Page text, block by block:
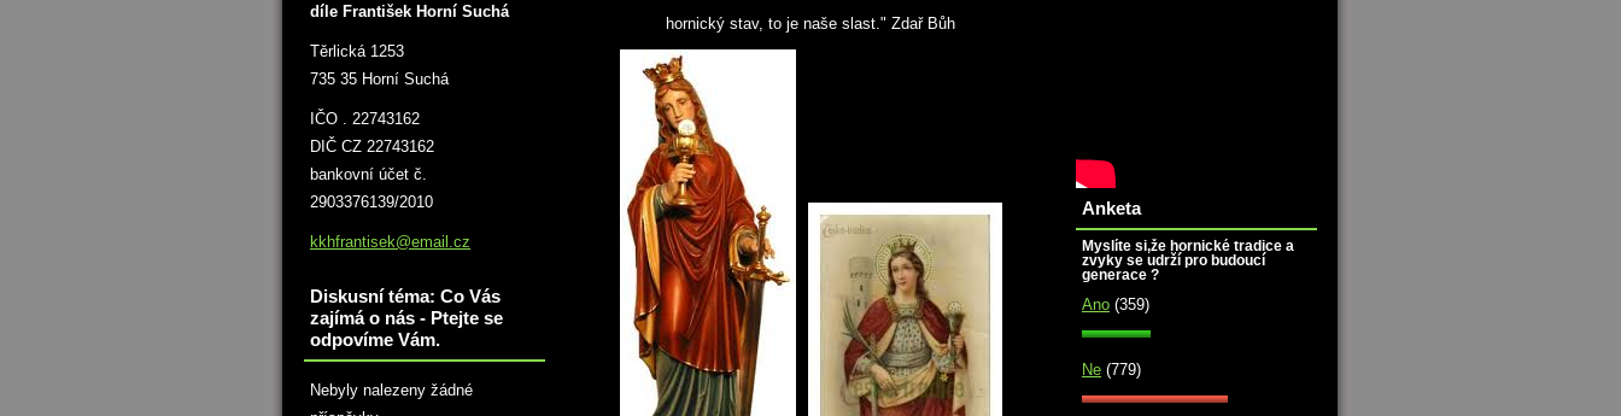
hornický stav, to je naše slast." Zdař Bůh
Anketa
Myslíte si,že hornické tradice a
zvyky se udrží pro budoucí
generace ?
Ano (359)
Ne (779)
díle František Horní Suchá
Těrlická 1253
735 35 Horní Suchá
IČO . 22743162
DIČ CZ 22743162
bankovní účet č.
2903376139/2010
kkhfrantisek@email.cz
Diskusní téma: Co Vás
zajímá o nás - Ptejte se
odpovíme Vám.
Nebyly nalezeny žádné